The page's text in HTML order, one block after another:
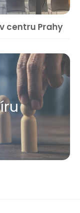
centru Prahy